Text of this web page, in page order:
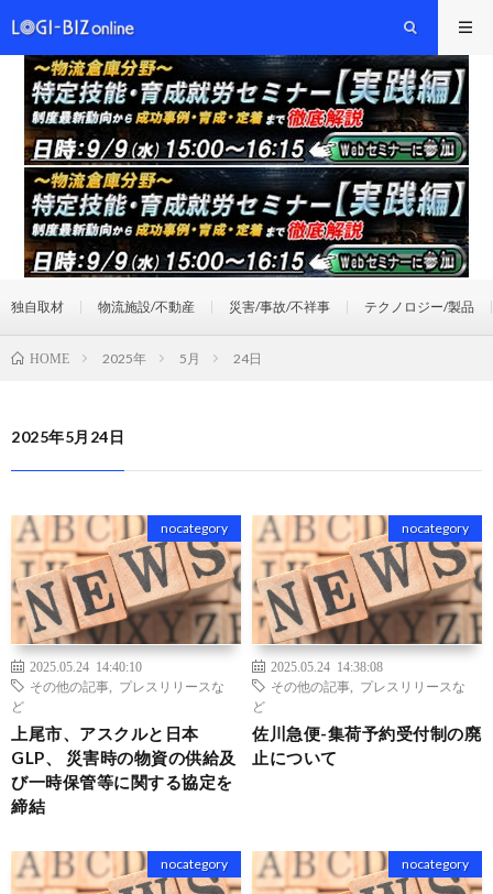
独自取材 物流施設/不動産 災害/事故/不祥事 テクノロジー/製品
HOME 2025年 5月 24日
2025年5月24日
nocategory
2025.05.24 14:40:10
その他の記事
プレスリリースな
ど
上尾市、アスクルと日本
GLP、 災害時の物資の供給及
び一時保管等に関する協定を
締結
nocategory
2025.05.24 14:38:08
その他の記事
プレスリリースな
ど
佐川急便-集荷予約受付制の廃
止について
nocategory nocategory